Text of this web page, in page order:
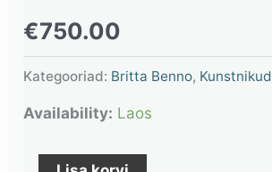
€750.00
Kategooriad: Britta Benno, Kunstnikud
Availability: Laos